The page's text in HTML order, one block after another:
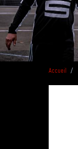
Accueil